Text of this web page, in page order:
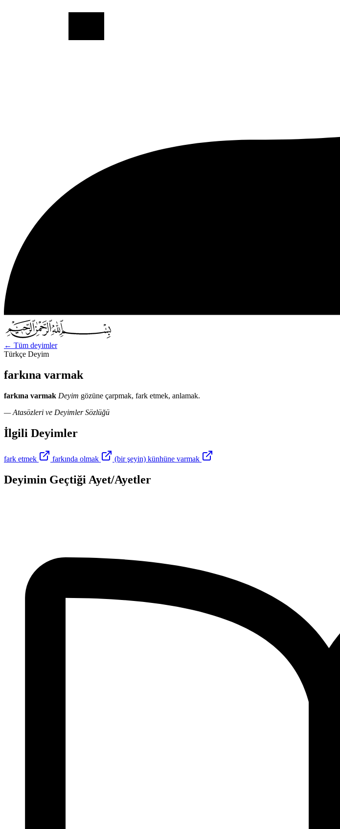
← Tüm deyimler
Türkçe Deyim
farkına varmak
farkına varmak Deyim gözüne çarpmak, fark etmek, anlamak.
— Atasözleri ve Deyimler Sözlüğü
İlgili Deyimler
fark etmek farkında olmak (bir şeyin) künhüne varmak
Deyimin Geçtiği Ayet/Ayetler